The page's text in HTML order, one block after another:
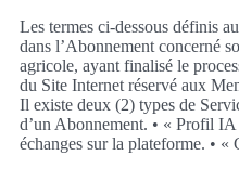
Les termes ci-dessous définis
dans l’Abonnement concerné
agricole, ayant finalisé le
du Site Internet réservé aux
Il existe deux (2) types de
d’un Abonnement. • « Profil
échanges sur la plateforme. •